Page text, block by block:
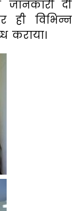
दी
ही विभिन्न
कराया।